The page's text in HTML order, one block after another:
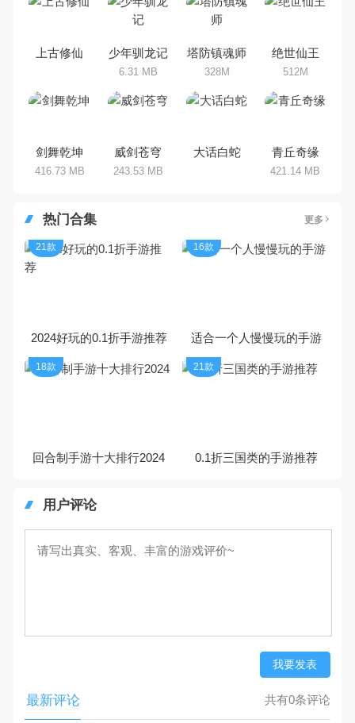
乐途下载站小编芒果味的怪咖给大
集，欢迎大家前来选择下载体验
上古修仙 少年驯龙记
6.31 MB
塔防镇魂师
328M
绝世仙王
512M
剑舞乾坤
416.73 MB
威剑苍穹
243.53 MB
大话白蛇 青丘奇缘
421.14 MB
热门合集 更多
2024好玩的0.1折手游推荐
21款
适合一个人慢慢玩的手游
16款
回合制手游十大排行2024
18款
0.1折三国类的手游推荐
21款
用户评论
我要发表
最新评论 共有0条评论